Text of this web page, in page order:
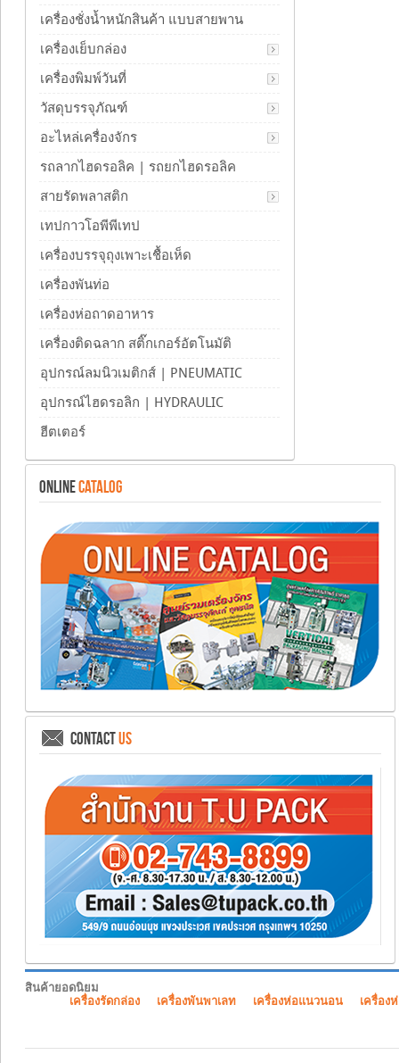
เครื่องชั่งน้ำหนักสินค้า แบบสายพาน
เครื่องเย็บกล่อง
เครื่องพิมพ์วันที่
วัสดุบรรจุภัณฑ์
อะไหล่เครื่องจักร
รถลากไฮดรอลิค | รถยกไฮดรอลิค
สายรัดพลาสติก
เทปกาวโอพีพีเทป
เครื่องบรรจุถุงเพาะเชื้อเห็ด
เครื่องพันท่อ
เครื่องห่อถาดอาหาร
เครื่องติดฉลาก สติ๊กเกอร์อัตโนมัติ
อุปกรณ์ลมนิวเมติกส์ | PNEUMATIC
อุปกรณ์ไฮดรอลิก | HYDRAULIC
ฮีตเตอร์
ONLINECATALOG
CONTACTUS
สินค้ายอดนิยม
เครื่องรัดกล่อง
เครื่องพันพาเลท เครื่องห่อแนวนอน เครื่อง